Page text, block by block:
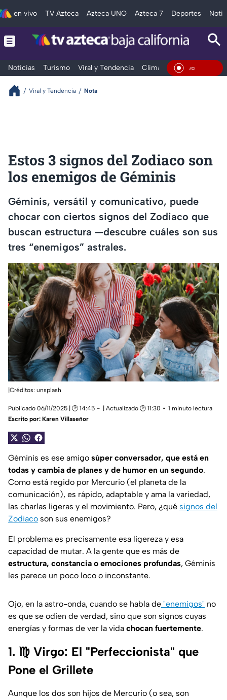
en vivo TV Azteca Azteca UNO Azteca 7 Deportes
Noticias Turismo Viral y Tendencia Clima Deportes En
Viral y Tendencia Nota
Estos 3 signos del Zodiaco son
los enemigos de Géminis
Géminis, versátil y comunicativo, puede
chocar con ciertos signos del Zodiaco que
buscan estructura —descubre cuáles son sus
tres “enemigos” astrales.
|Créditos: unsplash
Publicado 06/11/2025 | 🕑 14:45 | Actualizado 🕑 11:30
1 minuto lectura
Escrito por: Karen Villaseñor
Géminis es ese amigo súper conversador, que está en
todas y cambia de planes y de humor en un segundo.
Como está regido por Mercurio (el planeta de la
comunicación), es rápido, adaptable y ama la variedad,
las charlas ligeras y el movimiento. Pero, ¿qué signos del
Zodiaco son sus enemigos?
El problema es precisamente esa ligereza y esa
capacidad de mutar. A la gente que es más de
estructura, constancia o emociones profundas, Géminis
les parece un poco loco o inconstante.
Ojo, en la astro-onda, cuando se habla de "enemigos" no
es que se odien de verdad, sino que son signos cuyas
energías y formas de ver la vida chocan fuertemente.
1. ♍ Virgo: El "Perfeccionista" que
Pone el Grillete
Aunque los dos son hijos de Mercurio (o sea, son